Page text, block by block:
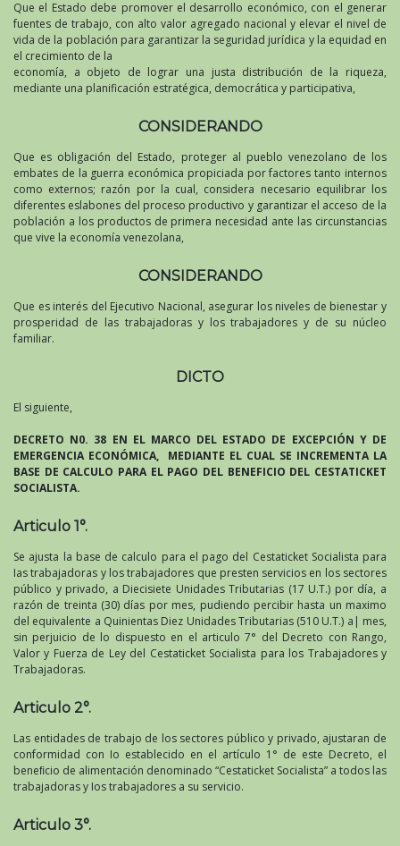
Que el Estado debe promover el desarrollo económico, con el generar
fuentes de trabajo, con alto valor agregado nacional y elevar el nivel de
vida de la población para garantizar la seguridad jurídica y la equidad en
el crecimiento de la
economía, a objeto de lograr una justa distribución de la riqueza,
mediante una planificación estratégica, democrática y participativa,
CONSIDERANDO
Que es obligación del Estado, proteger al pueblo venezolano de los
embates de la guerra económica propiciada por factores tanto internos
como externos; razón por la cual, considera necesario equilibrar los
diferentes eslabones del proceso productivo y garantizar el acceso de la
población a los productos de primera necesidad ante las circunstancias
que vive la economía venezolana,
CONSIDERANDO
Que es interés del Ejecutivo Nacional, asegurar los niveles de bienestar y
prosperidad de las trabajadoras y los trabajadores y de su núcleo
familiar.
DICTO
El siguiente,
DECRETO N0. 38 EN EL MARCO DEL ESTADO DE EXCEPCIÓN Y DE
EMERGENCIA ECONÓMICA, MEDIANTE EL CUAL SE INCREMENTA LA
BASE DE CALCULO PARA EL PAGO DEL BENEFICIO DEL CESTATICKET
SOCIALISTA.
Articulo 1°.
Se ajusta la base de calculo para el pago del Cestaticket Socialista para
Ias trabajadoras y los trabajadores que presten servicios en los sectores
público y privado, a Diecisiete Unidades Tributarias (17 U.T.) por día, a
razón de treinta (30) días por mes, pudiendo percibir hasta un maximo
del equivalente a Quinientas Diez Unidades Tributarias (510 U.T.) a| mes,
sin perjuicio de lo dispuesto en el articulo 7° del Decreto con Rango,
Valor y Fuerza de Ley del Cestaticket Socialista para los Trabajadores y
Trabajadoras.
Articulo 2°.
Las entidades de trabajo de los sectores público y privado, ajustaran de
conformidad con Io establecido en el artículo 1° de este Decreto, el
beneﬁcio de alimentación denominado “Cestaticket Socialista” a todos las
trabajadoras y Ios trabajadores a su servicio.
Articulo 3°.